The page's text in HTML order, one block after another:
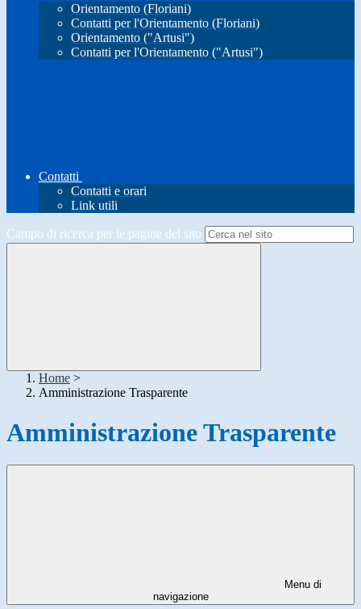
Orientamento (Floriani)
Contatti per l'Orientamento (Floriani)
Orientamento ("Artusi")
Contatti per l'Orientamento ("Artusi")
Contatti
Contatti e orari
Link utili
Campo di ricerca per le pagine del sito
Home >
Amministrazione Trasparente
Amministrazione Trasparente
Menu di
navigazione